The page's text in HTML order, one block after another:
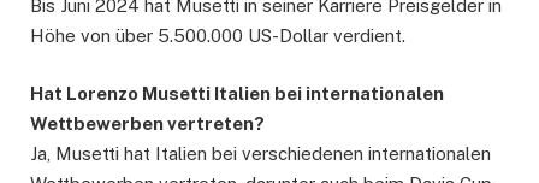
Bis Juni 2024 hat Musetti in seiner Karriere Preisgelder in
Höhe von über 5.500.000 US-Dollar verdient.
Hat Lorenzo Musetti Italien bei internationalen
Wettbewerben vertreten?
Ja, Musetti hat Italien bei verschiedenen internationalen